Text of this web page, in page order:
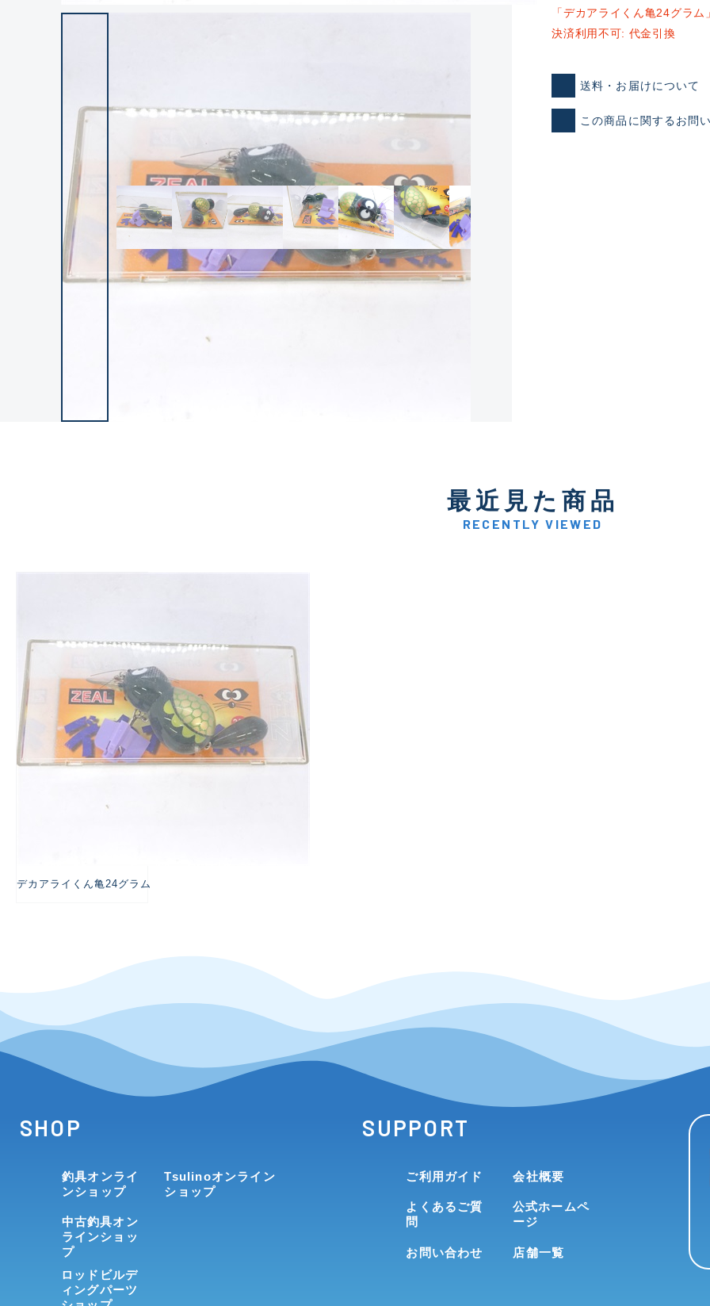
良
新古品（メーカー問屋から
C-
い品
「デカアライくん亀24グラ
決済利用不可: 代金引換
送料・お届けについて
この商品に関するお問
最近見た商品
RECENTLY VIEWED
デカアライくん亀24グラム
SHOP
釣具オンライ
ンショップ
中古釣具オン
ラインショッ
プ
ロッドビルデ
ィングパーツ
Tsulinoオンライン
ショップ
SUPPORT
ご利用ガイド
よくあるご質
問
お問い合わせ
会社概要
公式ホームペ
ージ
店舗一覧